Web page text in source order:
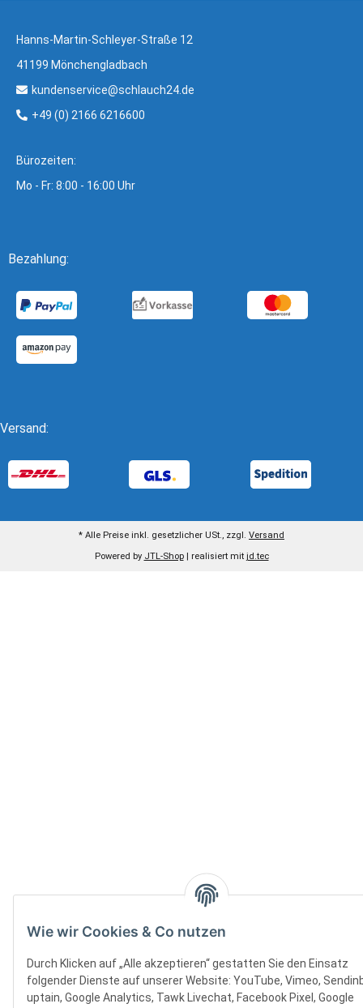
Hanns-Martin-Schleyer-Straße 12
41199 Mönchengladbach
kundenservice@schlauch24.de
+49 (0) 2166 6216600
Bürozeiten:
Mo - Fr: 8:00 - 16:00 Uhr
Bezahlung:
Versand:
* Alle Preise inkl. gesetzlicher USt., zzgl. Versand
Powered by JTL-Shop | realisiert mit jd.tec
Wie wir Cookies & Co nutzen
Durch Klicken auf „Alle akzeptieren“ gestatten Sie den Einsatz
folgender Dienste auf unserer Website: YouTube, Vimeo,
uptain, Google Analytics, Tawk Livechat, Facebook Pixel, Google